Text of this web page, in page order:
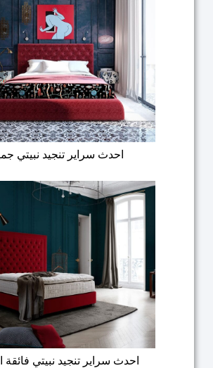
احدث سراير تنجيد نبيتي
احدث سراير تنجيد نبيتي فائقة